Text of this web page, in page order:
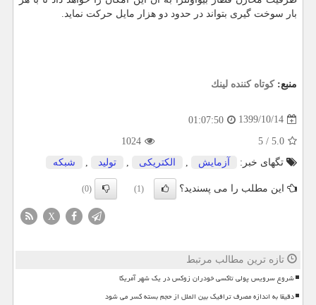
بار سوخت گیری بتواند در حدود دو هزار مایل حرکت نماید.
منبع: كوتاه كننده لینك
1399/10/14
01:07:50
5.0
/
5
1024
تگهای خبر:
آزمایش , الكتریكی , تولید , شبكه
این مطلب را می پسندید؟ (1)
(0)
X
تازه ترین مطالب مرتبط
شروع سرویس پولی تاکسی خودران زوکس در یک شهر آمریکا
دقیقا به اندازه مصرف ترافیک بین الملل از حجم بسته کسر می شود